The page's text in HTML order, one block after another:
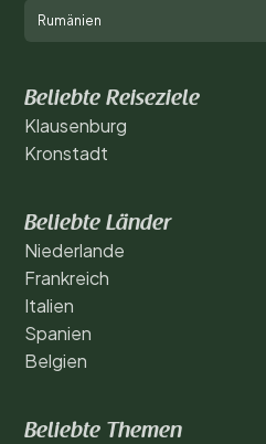
Rumänien
Beliebte Reiseziele
Klausenburg
Kronstadt
Beliebte Länder
Niederlande
Frankreich
Italien
Spanien
Belgien
Beliebte Themen